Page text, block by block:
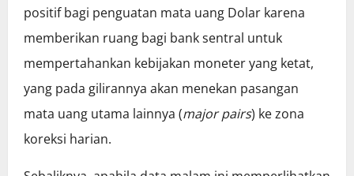
positif bagi penguatan mata uang Dolar karena
memberikan ruang bagi bank sentral untuk
mempertahankan kebijakan moneter yang ketat,
yang pada gilirannya akan menekan pasangan
mata uang utama lainnya (major pairs) ke zona
koreksi harian.